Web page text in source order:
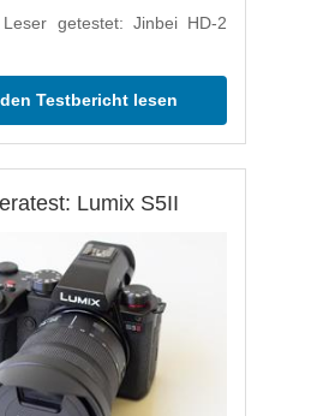
getestet: Jinbei HD-2
Testbericht lesen
Lumix S5II